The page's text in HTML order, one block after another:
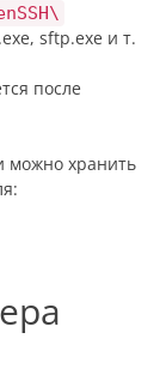
sftp.exe и т.
после
можно хранить